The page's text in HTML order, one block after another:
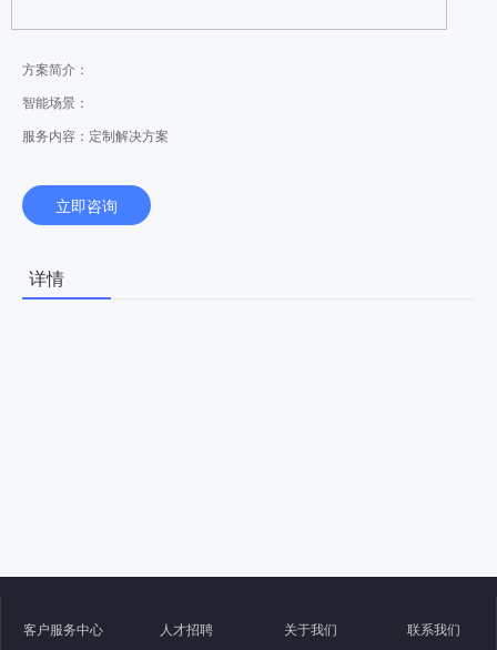
方案简介：
智能场景：
服务内容：定制解决方案
立即咨询
详情
客户服务中心 人才招聘 关于我们 联系我们